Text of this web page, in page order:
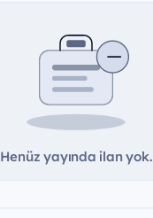
Henüz yayında ilan yok.